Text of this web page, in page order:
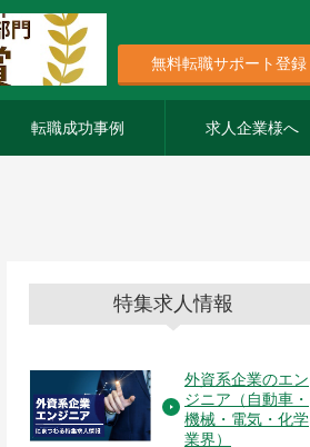
無料転職サポート登録
転職成功事例 求人企業様へ
特集求人情報
外資系企業のエン
ジニア（自動車・
機械・電気・化学
業界）